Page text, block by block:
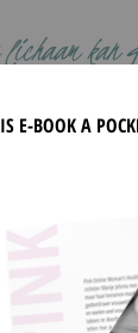
lichaam kan
E-BOOK A